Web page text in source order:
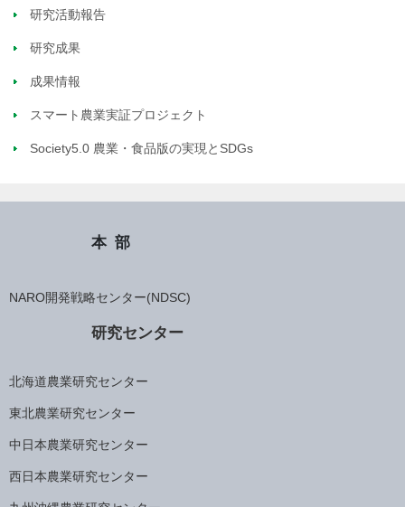
研究活動報告
研究成果
成果情報
スマート農業実証プロジェクト
Society5.0 農業・食品版の実現とSDGs
本部
NARO開発戦略センター(NDSC)
研究センター
北海道農業研究センター
東北農業研究センター
中日本農業研究センター
西日本農業研究センター